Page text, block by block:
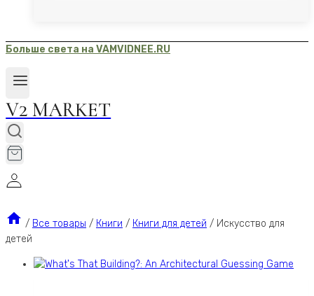
Больше света на VAMVIDNEE.RU
V2 MARKET
/ Все товары / Книги / Книги для детей / Искусство для
детей